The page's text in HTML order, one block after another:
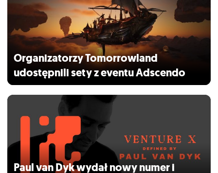
Organizatorzy Tomorrowland
udostępnili sety z eventu Adscendo
Paul van Dyk wydał nowy numer i